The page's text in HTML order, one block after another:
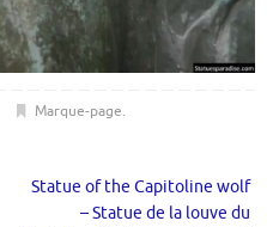
Marque-page.
Statue of the Capitoline wolf
– Statue de la louve du